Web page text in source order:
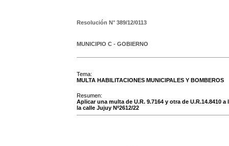
Resolución N° 389/12/0113
MUNICIPIO C - GOBIERNO
Tema:
MULTA HABILITACIONES MUNICIPALES Y BOMBEROS
Resumen:
Aplicar una multa de U.R. 9.7164 y otra de U.R.14.8410
la calle Jujuy Nº2612/22